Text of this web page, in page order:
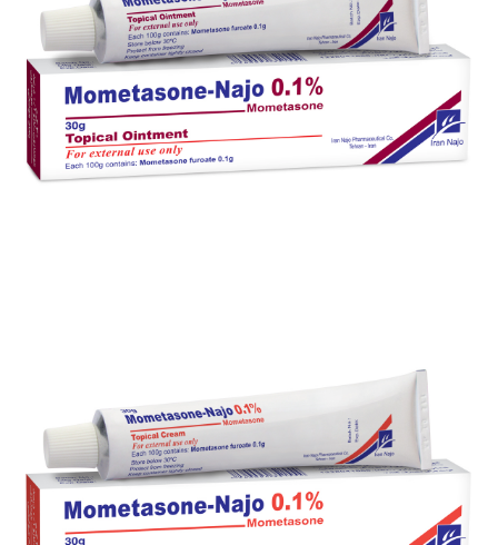
کرم موضعی ناژو- کایین پی ® (لیدوکایین / پریلوکایین)
بزرگنمایی توضیحات بیشتر
پماد موضعی مومتازون- ناژو 0.1 %
بزرگنمایی توضیحات بیشتر